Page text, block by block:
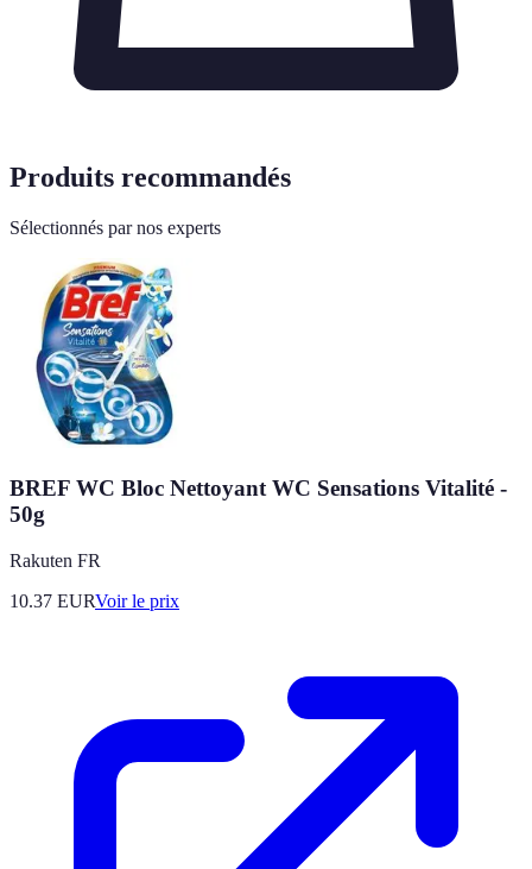
Produits recommandés
Sélectionnés par nos experts
BREF WC Bloc Nettoyant WC Sensations Vitalité -
50g
Rakuten FR
10.37 EURVoir le prix